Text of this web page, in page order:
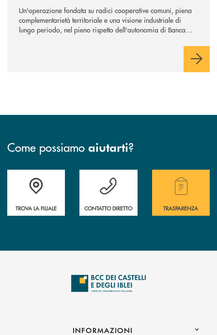
Un'operazione fondata su radici cooperative comuni, piena
complementarietà territoriale e una visione industriale di
lungo periodo, nel pieno rispetto dell'autonomia di Banca
negoziazione esclusiva per la finalizzazione dell’operazione.
Come possiamo aiutarti?
Accedi all' elenco completo delle filiali .
TROVA LA FILIALE
Hai bisogno di assistenza immediata?
CONTATTO DIRETTO
Hai bisogno di
TRASPARENZA
INFORMAZIONI